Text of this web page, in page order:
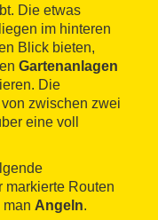
Die etwas
im hinteren
Blick bieten,
Gartenanlagen
Die
zwischen zwei
eine voll
markierte Routen
Angeln.